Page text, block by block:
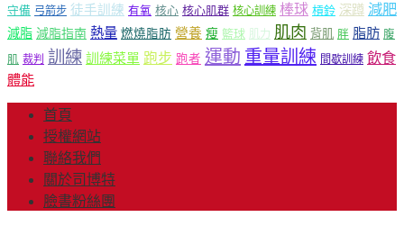
守備 弓箭步 徒手訓練 有氧 核心 核心肌群 核心訓練 棒球 槓鈴 深蹲 減肥
減脂 減脂指南 熱量 燃燒脂肪 營養 瘦 籃球 肌力 肌肉 背肌 胖 脂肪 腹
肌 裁判 訓練 訓練菜單 跑步 跑者 運動 重量訓練 間歇訓練 飲食
體能
首頁
授權網站
聯絡我們
關於司博特
臉書粉絲團